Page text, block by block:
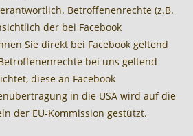
Betroffenenrechte (z.B.
der bei Facebook
Sie direkt bei Facebook geltend
bei uns geltend
diese an Facebook
in die USA wird auf die
der EU-Kommission gestützt.